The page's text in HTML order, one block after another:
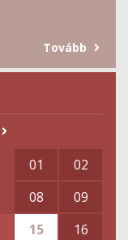
Tovább
01
02
08
09
15
16